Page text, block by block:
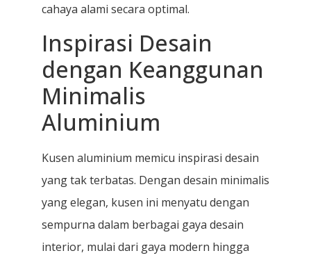
cahaya alami secara optimal.
Inspirasi Desain
dengan Keanggunan
Minimalis
Aluminium
Kusen aluminium memicu inspirasi desain
yang tak terbatas. Dengan desain minimalis
yang elegan, kusen ini menyatu dengan
sempurna dalam berbagai gaya desain
interior, mulai dari gaya modern hingga